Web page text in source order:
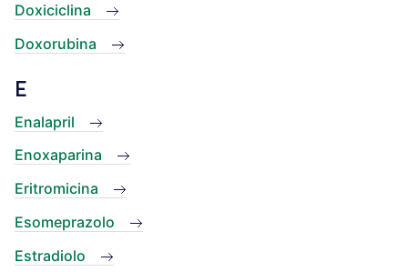
Doxiciclina
Doxorubina
E
Enalapril
Enoxaparina
Eritromicina
Esomeprazolo
Estradiolo